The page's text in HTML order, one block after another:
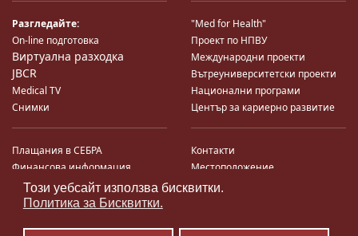
Този уебсайт използва бисквитки.
Политика за Бисквитки.
Разгледайте:
On-line подготовка
Виртуална разходка
JBCR
Medical TV
Снимки
"Med for Health"
Проект по НПВУ
Международни проекти
Вътреуниверситетски проекти
Национални програми
Център за кариерно развитие
Плащания в СЕБРА
Финансова информация
Система за финансово упр-е и
контрол
Контакти
Местоположение
Карта на сайта